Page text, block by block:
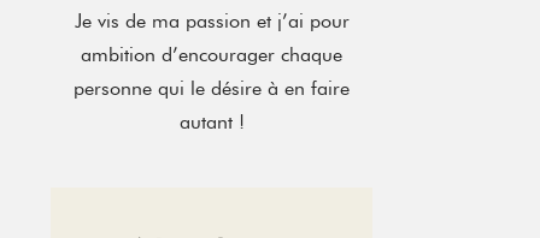
Je vis de ma passion et j’ai pour
ambition d’encourager chaque
personne qui le désire à en faire
autant !